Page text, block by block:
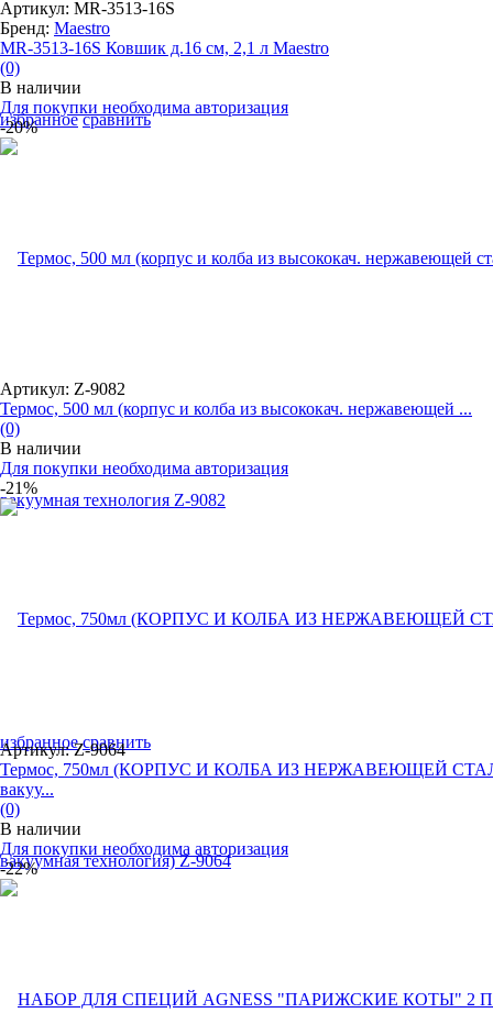
избранное сравнить
Артикул: MR-3513-16S
Бренд: Maestro
MR-3513-16S Ковшик д.16 см, 2,1 л Maestro
(0)
В наличии
Для покупки необходима авторизация
-20%
избранное сравнить
Артикул: Z-9082
Термос, 500 мл (корпус и колба из высококач. нержавеющей ...
(0)
В наличии
Для покупки необходима авторизация
-21%
Артикул: Z-9064
Термос, 750мл (КОРПУС И КОЛБА ИЗ НЕРЖАВЕЮЩЕЙ
вакуу...
(0)
В наличии
Для покупки необходима авторизация
-22%